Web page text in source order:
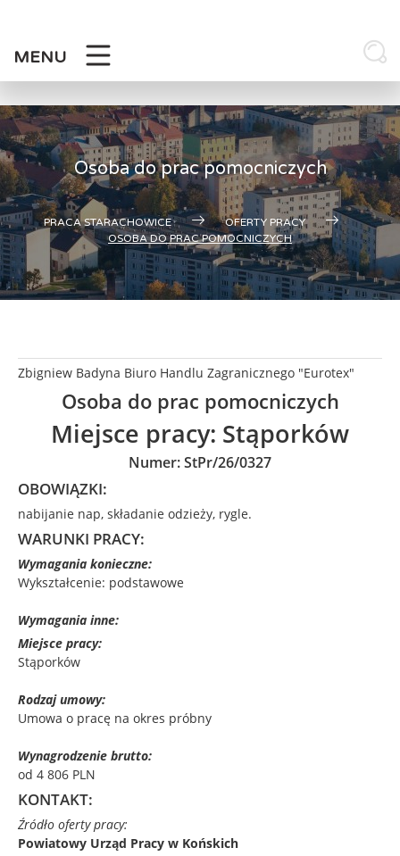
MENU
Osoba do prac pomocniczych
PRACA STARACHOWICE
OFERTY PRACY
OSOBA DO PRAC POMOCNICZYCH
Zbigniew Badyna Biuro Handlu Zagranicznego "Eurotex"
Osoba do prac pomocniczych
Miejsce pracy: Stąporków
Numer: StPr/26/0327
OBOWIĄZKI:
nabijanie nap, składanie odzieży, rygle.
WARUNKI PRACY:
Wymagania konieczne:
Wykształcenie: podstawowe
Wymagania inne:
Miejsce pracy:
Stąporków
Rodzaj umowy:
Umowa o pracę na okres próbny
Wynagrodzenie brutto:
od 4 806 PLN
KONTAKT:
Źródło oferty pracy:
Powiatowy Urząd Pracy w Końskich